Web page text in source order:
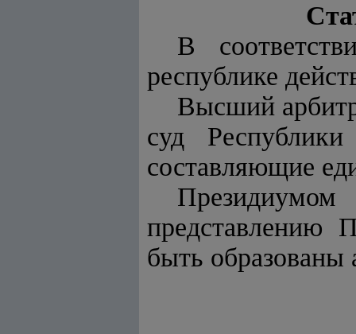
В
республике
Высший
суд
составляющие
Президиумом
представлению
быть образованы